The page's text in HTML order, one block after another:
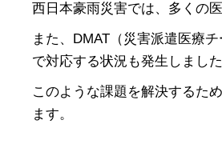
西日本豪雨災害では、多くの
また、DMAT（災害派遣医療
で対応する状況も発生しました
このような課題を解決するた
ます。